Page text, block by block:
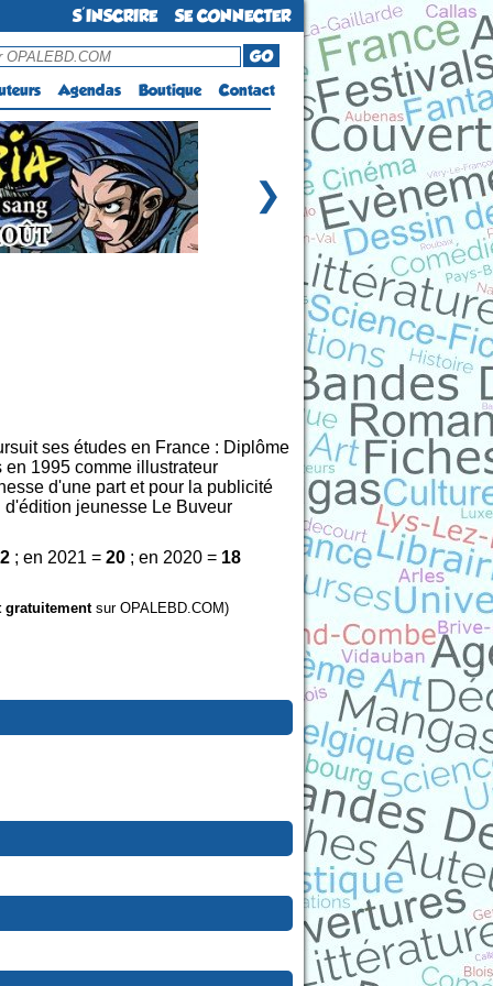
S'INSCRIRE SE CONNECTER
GO
Agendas Boutique Contact
❯
ses études en France : Diplôme
1995 comme illustrateur
d'une part et pour la publicité
jeunesse Le Buveur
; en 2021 = 20 ; en 2020 = 18
sur OPALEBD.COM)